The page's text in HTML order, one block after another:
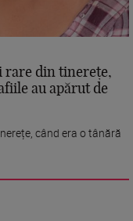
rare din tinerețe,
au apărut de
când era o tânără